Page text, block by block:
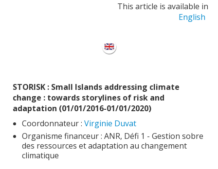
Emplois/Stages/Formations
Actualités
This article is available in
English
STORISK : Small Islands addressing climate
change : towards storylines of risk and
adaptation (01/01/2016-01/01/2020)
Coordonnateur : Virginie Duvat
Organisme financeur : ANR, Défi 1 - Gestion sobre
des ressources et adaptation au changement
climatique